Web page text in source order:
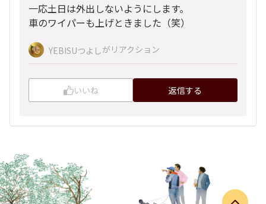
一応土日は外出しないようにします。
車のワイパーも上げときました（笑）
YEBISUつよしがリアクション
いいね 返信する